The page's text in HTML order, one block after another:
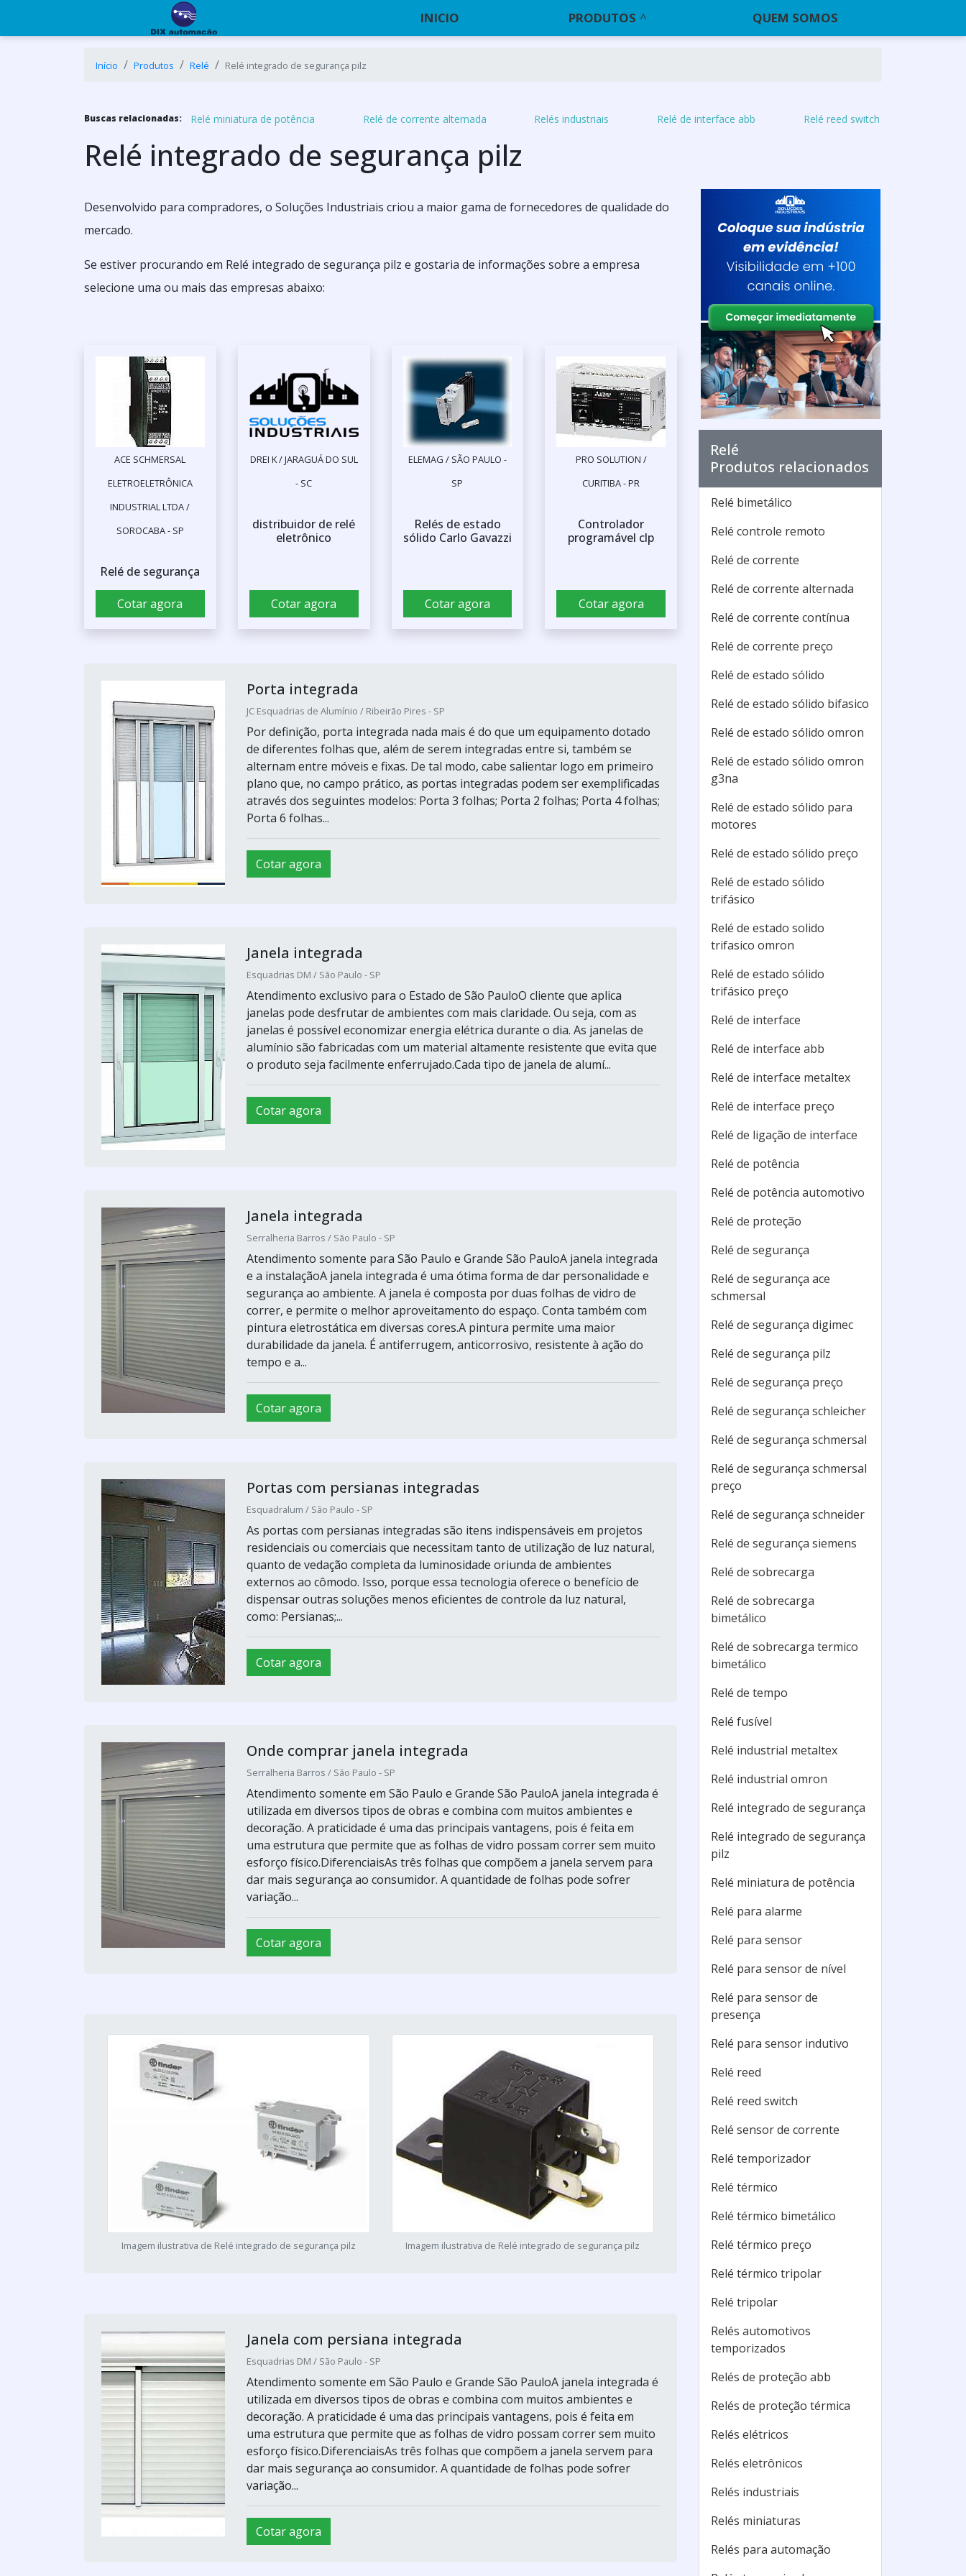
INICIO PRODUTOS QUEM SOMOS
Início Produtos Relé Relé integrado de segurança pilz
Buscas relacionadas: Relé miniatura de potência Relé de corrente alternada Relés industriais Relé de interface abb Relé reed switch
Relé integrado de segurança pilz
Desenvolvido para compradores, o Soluções Industriais criou a maior gama de fornecedores de qualidade do
mercado.
Se estiver procurando em Relé integrado de segurança pilz e gostaria de informações sobre a empresa
selecione uma ou mais das empresas abaixo:
ACE SCHMERSAL
ELETROELETRÔNICA
INDUSTRIAL LTDA /
SOROCABA - SP
Relé de segurança
Cotar agora
DREI K / JARAGUÁ DO SUL
- SC
distribuidor de relé
eletrônico
Cotar agora
ELEMAG / SÃO PAULO -
SP
Relés de estado
sólido Carlo Gavazzi
Cotar agora
PRO SOLUTION /
CURITIBA - PR
Controlador
programável clp
Cotar agora
Porta integrada
JC Esquadrias de Alumínio / Ribeirão Pires - SP
Por definição, porta integrada nada mais é do que um equipamento dotado
de diferentes folhas que, além de serem integradas entre si, também se
alternam entre móveis e fixas. De tal modo, cabe salientar logo em primeiro
plano que, no campo prático, as portas integradas podem ser exemplificadas
através dos seguintes modelos: Porta 3 folhas; Porta 2 folhas; Porta 4 folhas;
Porta 6 folhas...
Cotar agora
Janela integrada
Esquadrias DM / São Paulo - SP
Atendimento exclusivo para o Estado de São PauloO cliente que aplica
janelas pode desfrutar de ambientes com mais claridade. Ou seja, com as
janelas é possível economizar energia elétrica durante o dia. As janelas de
alumínio são fabricadas com um material altamente resistente que evita que
o produto seja facilmente enferrujado.Cada tipo de janela de alumí...
Cotar agora
Janela integrada
Serralheria Barros / São Paulo - SP
Atendimento somente para São Paulo e Grande São PauloA janela integrada
e a instalaçãoA janela integrada é uma ótima forma de dar personalidade e
segurança ao ambiente. A janela é composta por duas folhas de vidro de
correr, e permite o melhor aproveitamento do espaço. Conta também com
pintura eletrostática em diversas cores.A pintura permite uma maior
durabilidade da janela. É antiferrugem, anticorrosivo, resistente à ação do
tempo e a...
Cotar agora
Portas com persianas integradas
Esquadralum / São Paulo - SP
As portas com persianas integradas são itens indispensáveis em projetos
residenciais ou comerciais que necessitam tanto de utilização de luz natural,
quanto de vedação completa da luminosidade oriunda de ambientes
externos ao cômodo. Isso, porque essa tecnologia oferece o benefício de
dispensar outras soluções menos eficientes de controle da luz natural,
como: Persianas;...
Cotar agora
Onde comprar janela integrada
Serralheria Barros / São Paulo - SP
Atendimento somente em São Paulo e Grande São PauloA janela integrada é
utilizada em diversos tipos de obras e combina com muitos ambientes e
decoração. A praticidade é uma das principais vantagens, pois é feita em
uma estrutura que permite que as folhas de vidro possam correr sem muito
esforço físico.DiferenciaisAs três folhas que compõem a janela servem para
dar mais segurança ao consumidor. A quantidade de folhas pode sofrer
variação...
Cotar agora
Imagem ilustrativa de Relé integrado de segurança pilz Imagem ilustrativa de Relé integrado de segurança pilz
Janela com persiana integrada
Esquadrias DM / São Paulo - SP
Atendimento somente em São Paulo e Grande São PauloA janela integrada é
utilizada em diversos tipos de obras e combina com muitos ambientes e
decoração. A praticidade é uma das principais vantagens, pois é feita em
uma estrutura que permite que as folhas de vidro possam correr sem muito
esforço físico.DiferenciaisAs três folhas que compõem a janela servem para
dar mais segurança ao consumidor. A quantidade de folhas pode sofrer
variação...
Cotar agora
Relé
Produtos relacionados
Relé bimetálico
Relé controle remoto
Relé de corrente
Relé de corrente alternada
Relé de corrente contínua
Relé de corrente preço
Relé de estado sólido
Relé de estado sólido bifasico
Relé de estado sólido omron
Relé de estado sólido omron
g3na
Relé de estado sólido para
motores
Relé de estado sólido preço
Relé de estado sólido
trifásico
Relé de estado solido
trifasico omron
Relé de estado sólido
trifásico preço
Relé de interface
Relé de interface abb
Relé de interface metaltex
Relé de interface preço
Relé de ligação de interface
Relé de potência
Relé de potência automotivo
Relé de proteção
Relé de segurança
Relé de segurança ace
schmersal
Relé de segurança digimec
Relé de segurança pilz
Relé de segurança preço
Relé de segurança schleicher
Relé de segurança schmersal
Relé de segurança schmersal
preço
Relé de segurança schneider
Relé de segurança siemens
Relé de sobrecarga
Relé de sobrecarga
bimetálico
Relé de sobrecarga termico
bimetálico
Relé de tempo
Relé fusível
Relé industrial metaltex
Relé industrial omron
Relé integrado de segurança
Relé integrado de segurança
pilz
Relé miniatura de potência
Relé para alarme
Relé para sensor
Relé para sensor de nível
Relé para sensor de
presença
Relé para sensor indutivo
Relé reed
Relé reed switch
Relé sensor de corrente
Relé temporizador
Relé térmico
Relé térmico bimetálico
Relé térmico preço
Relé térmico tripolar
Relé tripolar
Relés automotivos
temporizados
Relés de proteção abb
Relés de proteção térmica
Relés elétricos
Relés eletrônicos
Relés industriais
Relés miniaturas
Relés para automação